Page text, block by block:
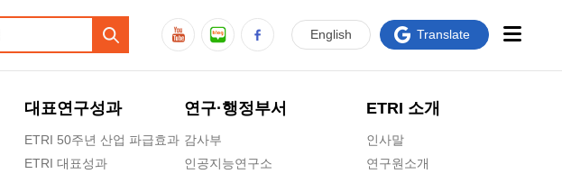
대표연구성과
ETRI 50주년 산업 파급효과
ETRI 대표성과
연구·행정부서
감사부
인공지능연구소
ETRI 소개
인사말
연구원소개
English Translate